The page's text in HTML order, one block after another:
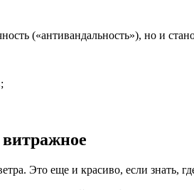
(«антивандальность»), но и
Это еще и красиво, если знать,